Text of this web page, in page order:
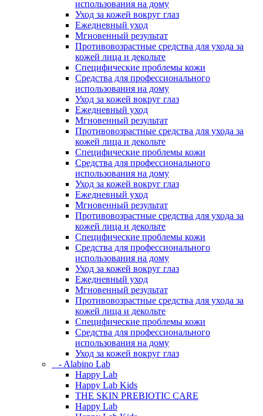
использования на дому
Уход за кожей вокруг глаз
Ежедневный уход
Мгновенный результат
Противовозрастные средства для ухода за
кожей лица и декольте
Специфические проблемы кожи
Средства для профессионального
использования на дому
Уход за кожей вокруг глаз
Ежедневный уход
Мгновенный результат
Противовозрастные средства для ухода за
кожей лица и декольте
Специфические проблемы кожи
Средства для профессионального
использования на дому
Уход за кожей вокруг глаз
Ежедневный уход
Мгновенный результат
Противовозрастные средства для ухода за
кожей лица и декольте
Специфические проблемы кожи
Средства для профессионального
использования на дому
Уход за кожей вокруг глаз
Ежедневный уход
Мгновенный результат
Противовозрастные средства для ухода за
кожей лица и декольте
Специфические проблемы кожи
Средства для профессионального
использования на дому
Уход за кожей вокруг глаз
- Alabino Lab
Happy Lab
Happy Lab Kids
THE SKIN PREBIOTIC CARE
Happy Lab